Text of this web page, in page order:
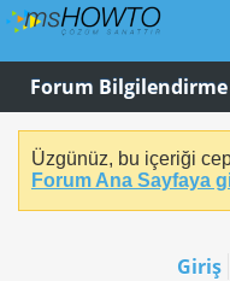
Forum Bilgilendirme
Üzgünüz, bu içeriği
Forum Ana Sayfaya
Giriş